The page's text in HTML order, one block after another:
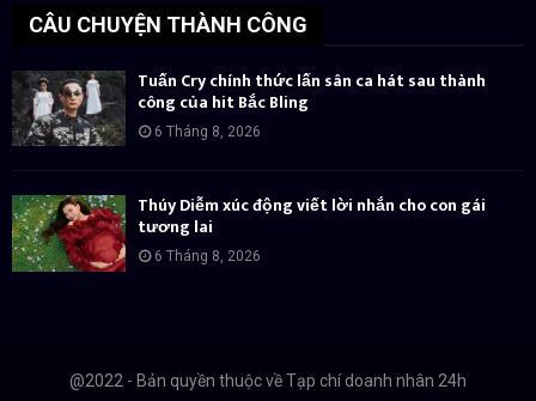
CÂU CHUYỆN THÀNH CÔNG
Tuấn Cry chính thức lấn sân ca hát sau thành
công của hit Bắc Bling
6 Tháng 8, 2026
Thúy Diễm xúc động viết lời nhắn cho con gái
tương lai
6 Tháng 8, 2026
@2022 - Bản quyền thuộc về Tạp chí doanh nhân 24h